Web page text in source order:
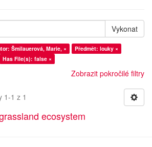
Vykonat
Šmilauerová, Marie, ×
Předmět: louky ×
Has File(s): false ×
Zobrazit pokročilé filtry
1-1 z 1
ecosystem